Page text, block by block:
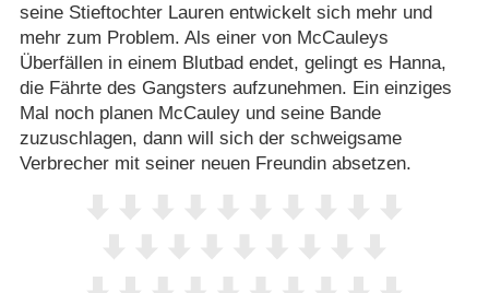
seine Stieftochter Lauren entwickelt sich mehr und
mehr zum Problem. Als einer von McCauleys
Überfällen in einem Blutbad endet, gelingt es Hanna,
die Fährte des Gangsters aufzunehmen. Ein einziges
Mal noch planen McCauley und seine Bande
zuzuschlagen, dann will sich der schweigsame
Verbrecher mit seiner neuen Freundin absetzen.